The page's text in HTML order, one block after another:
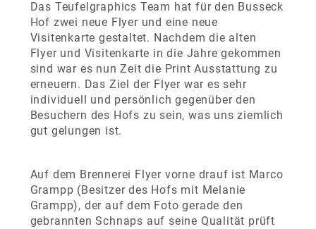
Das Teufelgraphics Team hat für den Busseck
Hof zwei neue Flyer und eine neue
Visitenkarte gestaltet. Nachdem die alten
Flyer und Visitenkarte in die Jahre gekommen
sind war es nun Zeit die Print Ausstattung zu
erneuern. Das Ziel der Flyer war es sehr
individuell und persönlich gegenüber den
Besuchern des Hofs zu sein, was uns ziemlich
gut gelungen ist.
Auf dem Brennerei Flyer vorne drauf ist Marco
Grampp (Besitzer des Hofs mit Melanie
Grampp), der auf dem Foto gerade den
gebrannten Schnaps auf seine Qualität prüft